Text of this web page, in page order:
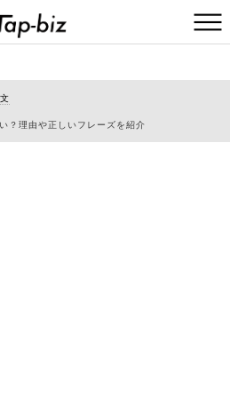
？理由や正しいフレーズを紹介